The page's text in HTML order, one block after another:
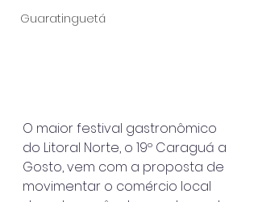
Guaratinguetá
O maior festival gastronômico
do Litoral Norte, o 19º Caraguá a
Gosto, vem com a proposta de
movimentar o comércio local